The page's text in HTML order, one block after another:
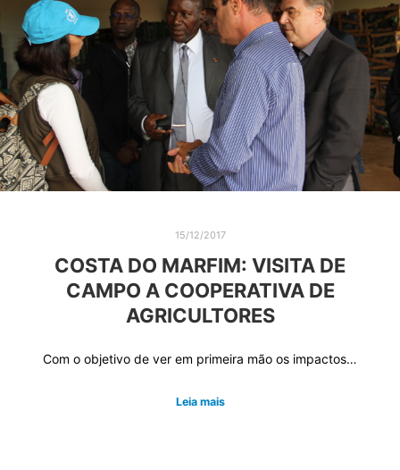
15/12/2017
COSTA DO MARFIM: VISITA DE
CAMPO A COOPERATIVA DE
AGRICULTORES
Com o objetivo de ver em primeira mão os impactos…
Leia mais